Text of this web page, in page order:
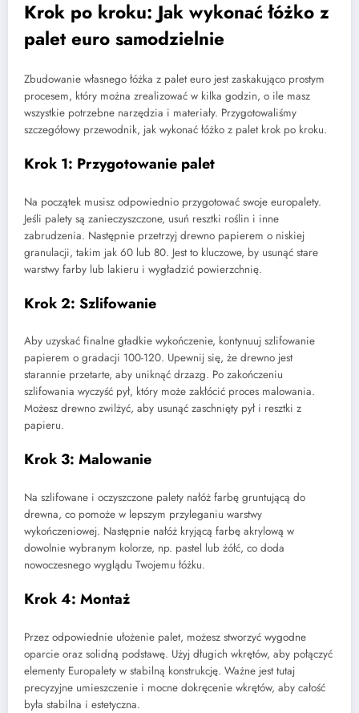
Krok po kroku: Jak wykonać łóżko z
palet euro samodzielnie
Zbudowanie własnego łóżka z palet euro jest zaskakująco prostym
procesem, który można zrealizować w kilka godzin, o ile masz
wszystkie potrzebne narzędzia i materiały. Przygotowaliśmy
szczegółowy przewodnik, jak wykonać łóżko z palet krok po kroku.
Krok 1: Przygotowanie palet
Na początek musisz odpowiednio przygotować swoje europalety.
Jeśli palety są zanieczyszczone, usuń resztki roślin i inne
zabrudzenia. Następnie przetrzyj drewno papierem o niskiej
granulacji, takim jak 60 lub 80. Jest to kluczowe, by usunąć stare
warstwy farby lub lakieru i wygładzić powierzchnię.
Krok 2: Szlifowanie
Aby uzyskać finalne gładkie wykończenie, kontynuuj szlifowanie
papierem o gradacji 100-120. Upewnij się, że drewno jest
starannie przetarte, aby uniknąć drzazg. Po zakończeniu
szlifowania wyczyść pył, który może zakłócić proces malowania.
Możesz drewno zwilżyć, aby usunąć zaschnięty pył i resztki z
papieru.
Krok 3: Malowanie
Na szlifowane i oczyszczone palety nałóż farbę gruntującą do
drewna, co pomoże w lepszym przyleganiu warstwy
wykończeniowej. Następnie nałóż kryjącą farbę akrylową w
dowolnie wybranym kolorze, np. pastel lub żółć, co doda
nowoczesnego wyglądu Twojemu łóżku.
Krok 4: Montaż
Przez odpowiednie ułożenie palet, możesz stworzyć wygodne
oparcie oraz solidną podstawę. Użyj długich wkrętów, aby połączyć
elementy Europalety w stabilną konstrukcję. Ważne jest tutaj
precyzyjne umieszczenie i mocne dokręcenie wkrętów, aby całość
była stabilna i estetyczna.